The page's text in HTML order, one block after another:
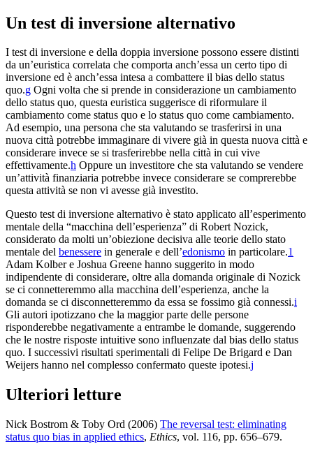
Un test di inversione alternativo
I test di inversione e della doppia inversione possono essere distinti
da un’euristica correlata che comporta anch’essa un certo tipo di
inversione ed è anch’essa intesa a combattere il bias dello status
quo.⁠g Ogni volta che si prende in considerazione un cambiamento
dello status quo, questa euristica suggerisce di riformulare il
cambiamento come status quo e lo status quo come cambiamento.
Ad esempio, una persona che sta valutando se trasferirsi in una
nuova città potrebbe immaginare di vivere già in questa nuova città e
considerare invece se si trasferirebbe nella città in cui vive
effettivamente.⁠h Oppure un investitore che sta valutando se vendere
un’attività finanziaria potrebbe invece considerare se comprerebbe
questa attività se non vi avesse già investito.
Questo test di inversione alternativo è stato applicato all’esperimento
mentale della “macchina dell’esperienza” di Robert Nozick,
considerato da molti un’obiezione decisiva alle teorie dello stato
mentale del benessere in generale e dell’edonismo in particolare.⁠1
Adam Kolber e Joshua Greene hanno suggerito in modo
indipendente di considerare, oltre alla domanda originale di Nozick
se ci connetteremmo alla macchina dell’esperienza, anche la
domanda se ci disconnetteremmo da essa se fossimo già connessi.⁠i
Gli autori ipotizzano che la maggior parte delle persone
risponderebbe negativamente a entrambe le domande, suggerendo
che le nostre risposte intuitive sono influenzate dal bias dello status
quo. I successivi risultati sperimentali di Felipe De Brigard e Dan
Weijers hanno nel complesso confermato queste ipotesi.⁠j
Ulteriori letture
Nick Bostrom & Toby Ord (2006) The reversal test: eliminating
status quo bias in applied ethics, Ethics, vol. 116, pp. 656–679.